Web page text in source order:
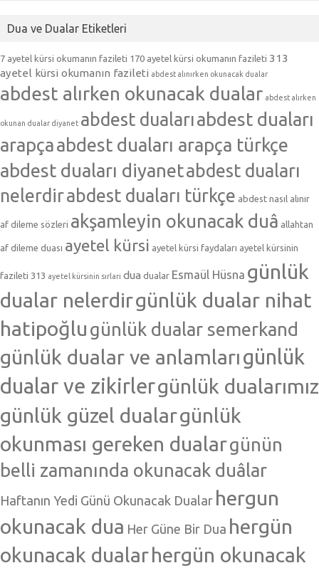
Dua ve Dualar Etiketleri
7 ayetel kürsi okumanın fazileti 170 ayetel kürsi okumanın fazileti 313
ayetel kürsi okumanın fazileti abdest alınırken okunacak dualar
abdest alırken okunacak dualar abdest alırken
okunan dualar diyanet abdest dualarıabdest duaları
arapçaabdest duaları arapça türkçe
abdest duaları diyanetabdest duaları
nelerdirabdest duaları türkçe abdest nasıl alınır
af dileme sözleri akşamleyin okunacak duâ allahtan
af dileme duası ayetel kürsi ayetel kürsi faydaları ayetel kürsinin
fazileti 313 ayetel kürsinin sırları dua dualar Esmaül Hüsna günlük
dualar nelerdirgünlük dualar nihat
hatipoğlu günlük dualar semerkand
günlük dualar ve anlamlarıgünlük
dualar ve zikirlergünlük dualarımız
günlük güzel dualargünlük
okunması gereken dualargünün
belli zamanında okunacak duâlar
Haftanın Yedi Günü Okunacak Dualar hergun
okunacak dua Her Güne Bir Dua hergün
okunacak dualarhergün okunacak